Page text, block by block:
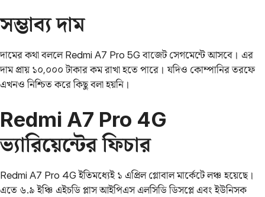
সম্ভাব্য দাম
দামের কথা বললে Redmi A7 Pro 5G বাজেট সেগমেন্টে আসবে। এর
দাম প্রায় ১০,০০০ টাকার কম রাখা হতে পারে। যদিও কোম্পানির তরফে
এখনও নিশ্চিত করে কিছু বলা হয়নি।
Redmi A7 Pro 4G
ভ্যারিয়েন্টের ফিচার
Redmi A7 Pro 4G ইতিমধ্যেই ১ এপ্রিল গ্লোবাল মার্কেটে লঞ্চ হয়েছে।
এতে ৬.৯ ইঞ্চি এইচডি প্লাস আইপিএস এলসিডি ডিসপ্লে এবং ইউনিসক